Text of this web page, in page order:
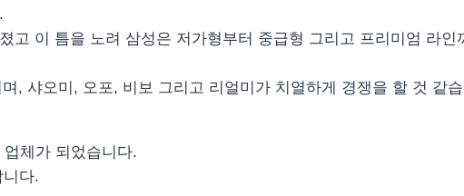
고 이 틈을 노려 삼성은 저가형부터 중급형 그리고 프리미엄 라인
, 샤오미, 오포, 비보 그리고 리얼미가 치열하게 경쟁을 할 것 같
체가 되었습니다.
다.